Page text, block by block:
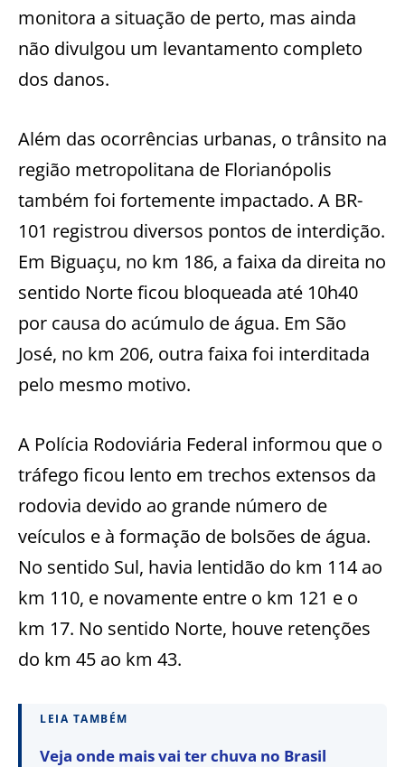
monitora a situação de perto, mas ainda
não divulgou um levantamento completo
dos danos.
Além das ocorrências urbanas, o trânsito na
região metropolitana de Florianópolis
também foi fortemente impactado. A BR-
101 registrou diversos pontos de interdição.
Em Biguaçu, no km 186, a faixa da direita no
sentido Norte ficou bloqueada até 10h40
por causa do acúmulo de água. Em São
José, no km 206, outra faixa foi interditada
pelo mesmo motivo.
A Polícia Rodoviária Federal informou que o
tráfego ficou lento em trechos extensos da
rodovia devido ao grande número de
veículos e à formação de bolsões de água.
No sentido Sul, havia lentidão do km 114 ao
km 110, e novamente entre o km 121 e o
km 17. No sentido Norte, houve retenções
do km 45 ao km 43.
LEIA TAMBÉM
Veja onde mais vai ter chuva no Brasil